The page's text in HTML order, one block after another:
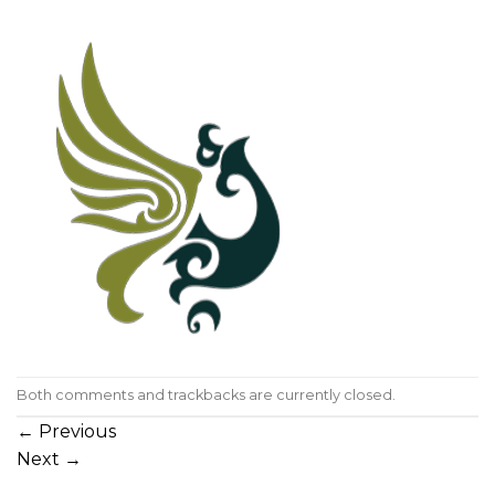
Both comments and trackbacks are currently closed.
← Previous
Next →